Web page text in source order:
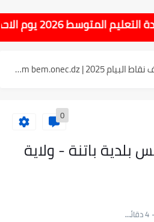
جوان بداية من الساعة 10:00 صباحا
نتائج التوجيه والقبول إلى السنة الأولى ثانوي 2025 وطريقة الطعن...
حساب معدل شهادة التعليم المتوسط بيام 2025
رابط كشف نقاط البيام 2025 | releve bem bem.onec.dz
نسبة النجاح في شهادة التعليم المتوسط 2025 | إحصائيات رسمية...
0
باتنة - ولاية
4 دقائق للقراءة